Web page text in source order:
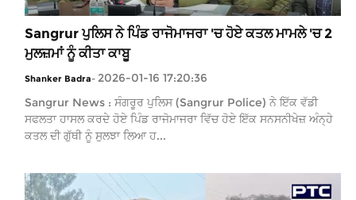
Sangrur ਪੁਲਿਸ ਨੇ ਪਿੰਡ ਰਾਜੋਮਾਜਰਾ 'ਚ ਹੋਏ ਕਤਲ ਮਾਮਲੇ 'ਚ 2
ਮੁਲਜ਼ਮਾਂ ਨੂੰ ਕੀਤਾ ਕਾਬੂ
Shanker Badra- 2026-01-16 17:20:36
Sangrur News : ਸੰਗਰੂਰ ਪੁਲਿਸ (Sangrur Police) ਨੇ ਇੱਕ ਵੱਡੀ
ਸਫਲਤਾ ਹਾਸਲ ਕਰਦੇ ਹੋਏ ਪਿੰਡ ਰਾਜੋਮਾਜਰਾ ਵਿੱਚ ਹੋਏ ਇੱਕ ਸਨਸਨੀਖੇਜ਼ ਅੰਨ੍ਹੇ
ਕਤਲ ਦੀ ਗੁੱਥੀ ਨੂੰ ਸੁਲਝਾ ਲਿਆ ਹ...